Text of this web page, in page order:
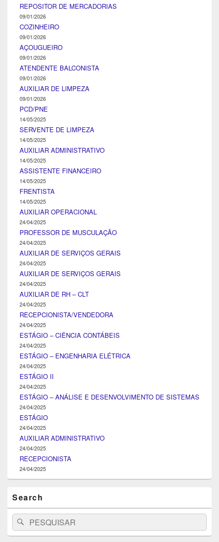
REPOSITOR DE MERCADORIAS
09/01/2026
COZINHEIRO
09/01/2026
AÇOUGUEIRO
09/01/2026
ATENDENTE BALCONISTA
09/01/2026
AUXILIAR DE LIMPEZA
09/01/2026
PCD/PNE
14/05/2025
SERVENTE DE LIMPEZA
14/05/2025
AUXILIAR ADMINISTRATIVO
14/05/2025
ASSISTENTE FINANCEIRO
14/05/2025
FRENTISTA
14/05/2025
AUXILIAR OPERACIONAL
24/04/2025
PROFESSOR DE MUSCULAÇÃO
24/04/2025
AUXILIAR DE SERVIÇOS GERAIS
24/04/2025
AUXILIAR DE SERVIÇOS GERAIS
24/04/2025
AUXILIAR DE RH – CLT
24/04/2025
RECEPCIONISTA/VENDEDORA
24/04/2025
ESTÁGIO – CIÊNCIA CONTÁBEIS
24/04/2025
ESTÁGIO – ENGENHARIA ELÉTRICA
24/04/2025
ESTÁGIO II
24/04/2025
ESTÁGIO – ANÁLISE E DESENVOLVIMENTO DE SISTEMAS
24/04/2025
ESTÁGIO
24/04/2025
AUXILIAR ADMINISTRATIVO
24/04/2025
RECEPCIONISTA
24/04/2025
Search
Search
for:
Pesquisar